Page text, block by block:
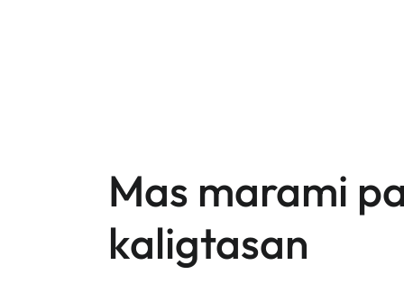
Mas marami
kaligtasan